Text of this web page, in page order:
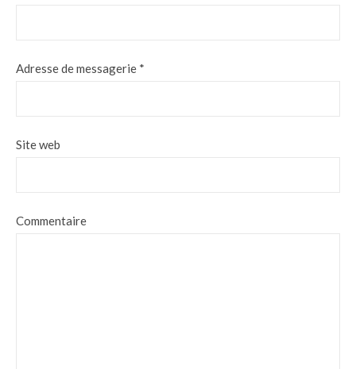
Adresse de messagerie *
Site web
Commentaire